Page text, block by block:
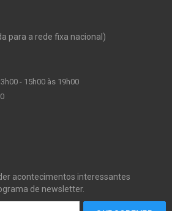
para a rede fixa nacional)
- 15h00 às 19h00
acontecimentos interessantes
de newsletter.